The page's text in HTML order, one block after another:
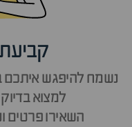
נשמח להיפגש איתכם
למצוא
השאירו פרטים